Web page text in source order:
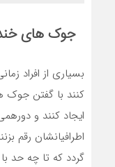
جوک های
بسیاری از افراد
کنند با گفتن جوک
ایجاد کنند و
اطرافیانشان رقم
گردد که تا چه حد